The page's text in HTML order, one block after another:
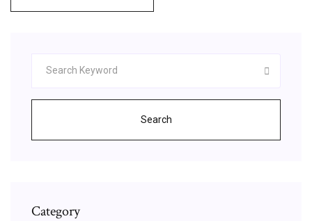
Search
Category